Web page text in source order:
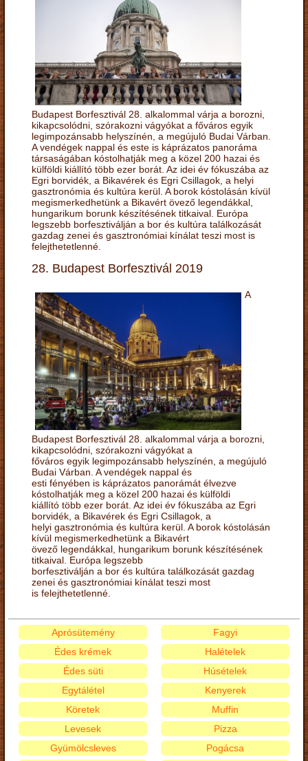
Budapest Borfesztivál 28. alkalommal várja a borozni,
kikapcsolódni, szórakozni vágyókat a főváros egyik
legimpozánsabb helyszínén, a megújuló Budai Várban.
A vendégek nappal és este is káprázatos panoráma
társaságában kóstolhatják meg a közel 200 hazai és
külföldi kiállító több ezer borát. Az idei év fókuszába az
Egri borvidék, a Bikavérek és Egri Csillagok, a helyi
gasztronómia és kultúra kerül. A borok kóstolásán kívül
megismerkedhetünk a Bikavért övező legendákkal,
hungarikum borunk készítésének titkaival. Európa
legszebb borfesztiválján a bor és kultúra találkozását
gazdag zenei és gasztronómiai kínálat teszi most is
felejthetetlenné.
28. Budapest Borfesztivál 2019
A
Budapest Borfesztivál 28. alkalommal várja a borozni,
kikapcsolódni, szórakozni vágyókat a
főváros egyik legimpozánsabb helyszínén, a megújuló
Budai Várban. A vendégek nappal és
esti fényében is káprázatos panorámát élvezve
kóstolhatják meg a közel 200 hazai és külföldi
kiállító több ezer borát. Az idei év fókuszába az Egri
borvidék, a Bikavérek és Egri Csillagok, a
helyi gasztronómia és kultúra kerül. A borok kóstolásán
kívül megismerkedhetünk a Bikavért
övező legendákkal, hungarikum borunk készítésének
titkaival. Európa legszebb
borfesztiválján a bor és kultúra találkozását gazdag
zenei és gasztronómiai kínálat teszi most
is felejthetetlenné.
Aprósütemény
Édes krémek
Édes süti
Egytálétel
Fagyi
Halételek
Húsételek
Kenyerek
Köretek
Levesek
Gyümölcsleves
Muffin
Pizza
Pogácsa